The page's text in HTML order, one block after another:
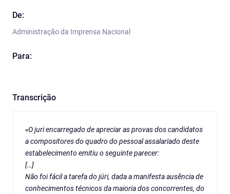
De:
Administração da Imprensa Nacional
Para:
Transcrição
«O juri encarregado de apreciar as provas dos candidatos
a compositores do quadro do pessoal assalariado deste
estabelecimento emitiu o seguinte parecer:
[…]
Não foi fácil a tarefa do júri, dada a manifesta ausência de
conhecimentos técnicos da maioria dos concorrentes, do